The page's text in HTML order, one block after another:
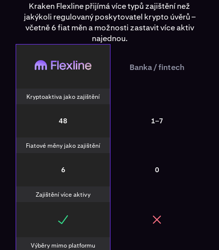
Kraken Flexline přijímá více typů zajištění než
jakýkoli regulovaný poskytovatel krypto úvěrů –
včetně 6 fiat měn a možnosti zastavit více aktiv
najednou.
Flexline Banka / fintech
Bank / Fintech
Kryptoaktiva jako zajištění
48 1–7
Fiatové měny jako zajištění
6 0
Zajištění více aktivy
Výběry mimo platformu